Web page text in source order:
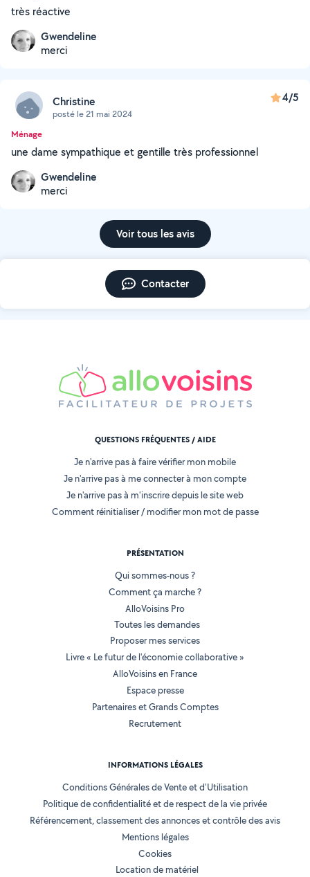
très réactive
Gwendeline
merci
Christine
posté le 21 mai 2024
4/5
Ménage
une dame sympathique et gentille très professionnel
Gwendeline
merci
Voir tous les avis
Contacter
QUESTIONS FRÉQUENTES / AIDE
Je n'arrive pas à faire vérifier mon mobile
Je n'arrive pas à me connecter à mon compte
Je n'arrive pas à m'inscrire depuis le site web
Comment réinitialiser / modifier mon mot de passe
PRÉSENTATION
Qui sommes-nous ?
Comment ça marche ?
AlloVoisins Pro
Toutes les demandes
Proposer mes services
Livre « Le futur de l'économie collaborative »
AlloVoisins en France
Espace presse
Partenaires et Grands Comptes
Recrutement
INFORMATIONS LÉGALES
Conditions Générales de Vente et d'Utilisation
Politique de confidentialité et de respect de la vie privée
Référencement, classement des annonces et contrôle des avis
Mentions légales
Cookies
Location de matériel